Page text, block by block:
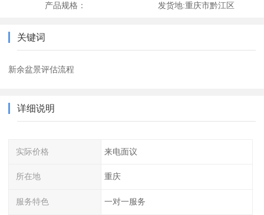
产品规格： 发货地:重庆市黔江区
关键词
新余盆景评估流程
详细说明
实际价格 来电面议
所在地 重庆
服务特色 一对一服务